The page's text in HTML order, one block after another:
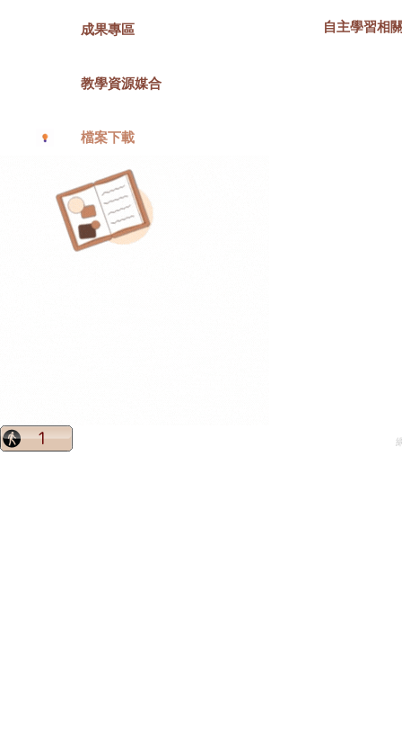
成果專區
教學資源媒合
檔案下載
自主學習相